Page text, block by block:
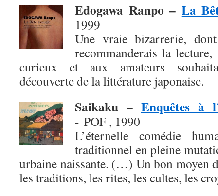
Edogawa Ranpo – La
1999
Une vraie bizarrerie,
recommanderais la
curieux et aux amateurs
découverte de la littérature japonaise.
Saikaku – Enquêtes à
- POF , 1990
L’éternelle comédie
traditionnel en pleine
urbaine naissante. (…) Un bon moyen
les traditions, les rites, les cultes, les